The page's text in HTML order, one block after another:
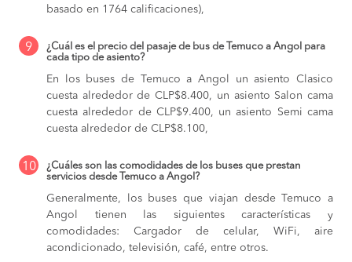
basado en 1764 calificaciones),
9
¿Cuál es el precio del pasaje de bus de Temuco a Angol para
cada tipo de asiento?
En los buses de Temuco a Angol un asiento Clasico
cuesta alrededor de CLP$8.400, un asiento Salon cama
cuesta alrededor de CLP$9.400, un asiento Semi cama
cuesta alrededor de CLP$8.100,
10
¿Cuáles son las comodidades de los buses que prestan
servicios desde Temuco a Angol?
Generalmente, los buses que viajan desde Temuco a
Angol tienen las siguientes características y
comodidades: Cargador de celular, WiFi, aire
acondicionado, televisión, café, entre otros.